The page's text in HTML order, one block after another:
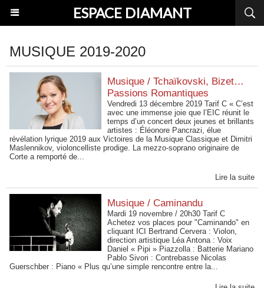
ESPACE DIAMANT
MUSIQUE 2019-2020
Musique / Tchaïkovski, Bizet…
Passions Romantiques
Vendredi 13 décembre 2019 Tarif C « C’est
avec une immense joie que l’EIC réunit le
temps d’un concert deux jeunes et brillants
artistes : Éléonore Pancrazi, élue
révélation lyrique 2019 aux Victoires de la Musique Classique et Dimitri
Maslennikov, violoncelliste prodige. La mezzo-soprano originaire de
Corte a remporté de...
Lire la suite
Musique / Caminandu
Mardi 19 novembre / 20h30 Tarif C
Achetez vos places pour "Caminando" en
cliquant ICI Bertrand Cervera : Violon,
direction artistique Léa Antona : Voix
Daniel « Pipi » Piazzolla : Batterie Mariano
Pablo Sivori : Contrebasse Nicolas
Guerschber : Piano « Plus qu’une simple rencontre entre la...